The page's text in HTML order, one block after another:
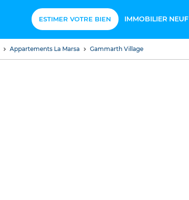
ESTIMER VOTRE BIEN IMMOBILIER NEUF
Appartements La Marsa Gammarth Village